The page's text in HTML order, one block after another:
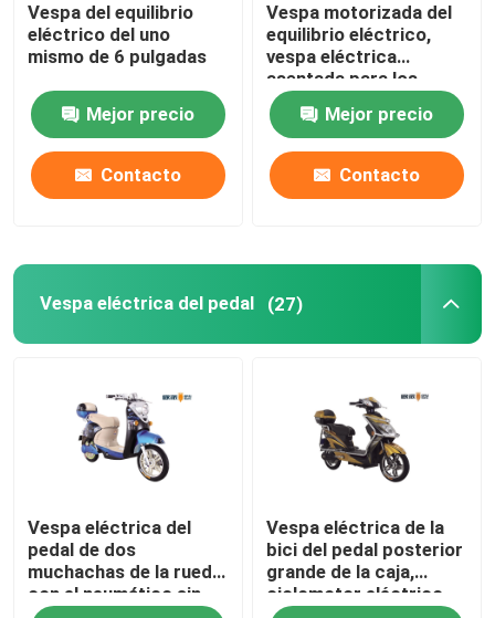
Vespa del equilibrio
eléctrico del uno
mismo de 6 pulgadas
Mejor precio
Contacto
Vespa motorizada del
equilibrio eléctrico,
vespa eléctrica
asentada para los
adultos
Mejor precio
Contacto
Vespa eléctrica del pedal (27)
Vespa eléctrica del
pedal de dos
muchachas de la rueda
con el neumático sin
Vespa eléctrica de la
bici del pedal posterior
grande de la caja,
ciclomotor eléctrico